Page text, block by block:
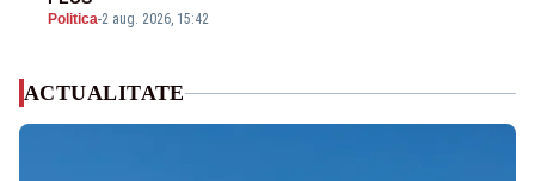
Politica-2 aug. 2026, 15:42
ACTUALITATE